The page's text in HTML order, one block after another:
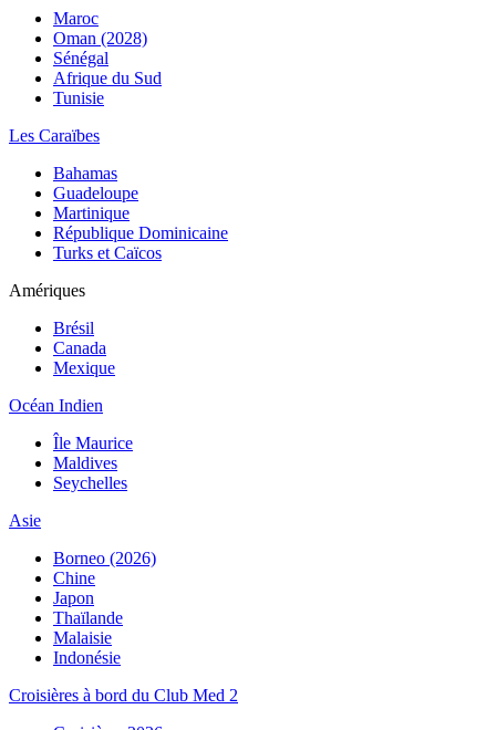
Maroc
Oman (2028)
Sénégal
Afrique du Sud
Tunisie
Les Caraïbes
Bahamas
Guadeloupe
Martinique
République Dominicaine
Turks et Caïcos
Amériques
Brésil
Canada
Mexique
Océan Indien
Île Maurice
Maldives
Seychelles
Asie
Borneo (2026)
Chine
Japon
Thaïlande
Malaisie
Indonésie
Croisières à bord du Club Med 2